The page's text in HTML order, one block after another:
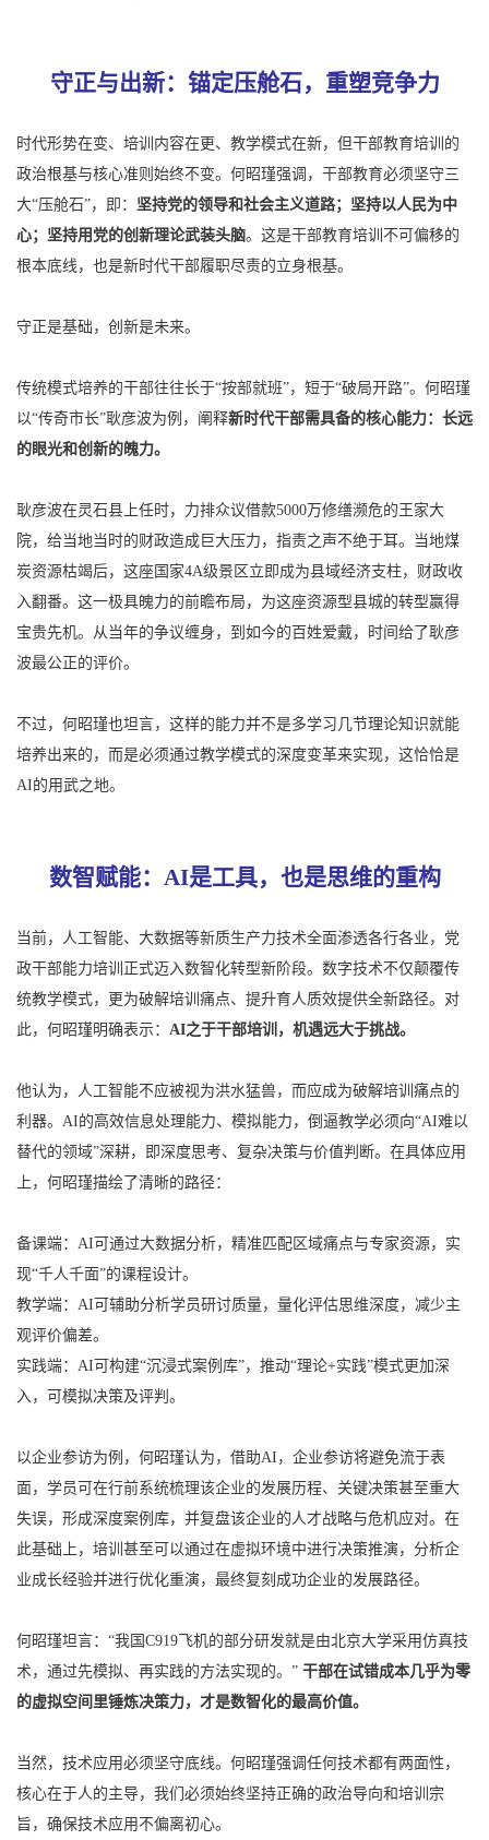
守正与出新：锚定压舱石，重塑竞争力
时代形势在变、培训内容在更、教学模式在新，但干部教育培训的
政治根基与核心准则始终不变。何昭瑾强调，干部教育必须坚守三
大“压舱石”，即： 坚持党的领导和社会主义道路；坚持以人民为中
心；坚持用党的创新理论武装头脑。这是干部教育培训不可偏移的
根本底线，也是新时代干部履职尽责的立身根基。
守正是基础，创新是未来。
传统模式培养的干部往往长于“按部就班”，短于“破局开路”。何昭瑾
以“传奇市长”耿彦波为例，阐释新时代干部需具备的核心能力：长远
的眼光和创新的魄力。
耿彦波在灵石县上任时，力排众议借款5000万修缮濒危的王家大
院，给当地当时的财政造成巨大压力，指责之声不绝于耳。当地煤
炭资源枯竭后，这座国家4A级景区立即成为县域经济支柱，财政收
入翻番。这一极具魄力的前瞻布局，为这座资源型县城的转型赢得
宝贵先机。从当年的争议缠身，到如今的百姓爱戴，时间给了耿彦
波最公正的评价。
不过，何昭瑾也坦言，这样的能力并不是多学习几节理论知识就能
培养出来的，而是必须通过教学模式的深度变革来实现，这恰恰是
AI的用武之地。
数智赋能：AI是工具，也是思维的重构
当前，人工智能、大数据等新质生产力技术全面渗透各行各业，党
政干部能力培训正式迈入数智化转型新阶段。数字技术不仅颠覆传
统教学模式，更为破解培训痛点、提升育人质效提供全新路径。对
此，何昭瑾明确表示： AI之于干部培训，机遇远大于挑战。
他认为，人工智能不应被视为洪水猛兽，而应成为破解培训痛点的
利器。AI的高效信息处理能力、模拟能力，倒逼教学必须向“AI难以
替代的领域”深耕，即深度思考、复杂决策与价值判断。在具体应用
上，何昭瑾描绘了清晰的路径：
备课端：AI可通过大数据分析，精准匹配区域痛点与专家资源，实
现“千人千面”的课程设计。
教学端：AI可辅助分析学员研讨质量，量化评估思维深度，减少主
观评价偏差。
实践端：AI可构建“沉浸式案例库”，推动“理论+实践”模式更加深
入，可模拟决策及评判。
以企业参访为例，何昭瑾认为，借助AI，企业参访将避免流于表
面，学员可在行前系统梳理该企业的发展历程、关键决策甚至重大
失误，形成深度案例库，并复盘该企业的人才战略与危机应对。在
此基础上，培训甚至可以通过在虚拟环境中进行决策推演，分析企
业成长经验并进行优化重演，最终复刻成功企业的发展路径。
何昭瑾坦言：“我国C919飞机的部分研发就是由北京大学采用仿真技
术，通过先模拟、再实践的方法实现的。” 干部在试错成本几乎为零
的虚拟空间里锤炼决策力，才是数智化的最高价值。
当然，技术应用必须坚守底线。何昭瑾强调任何技术都有两面性，
核心在于人的主导，我们必须始终坚持正确的政治导向和培训宗
旨，确保技术应用不偏离初心。